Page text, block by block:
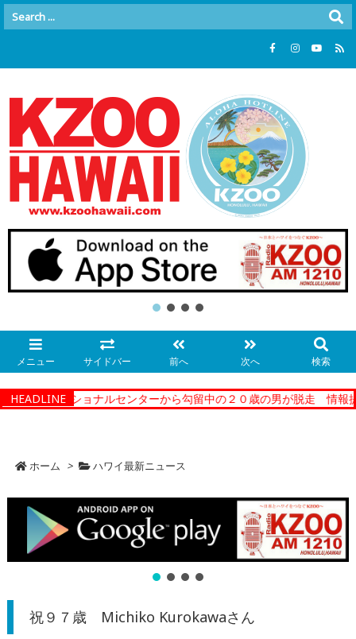
メニュー サイドバー 前へ 次へ 検索
HEADLINE
ーコレクショナルセンターから勾留中の２０歳の男が脱走 情報提供
ホーム > ハワイ最新ニュース
祝９７歳 Michiko Kurokawaさん